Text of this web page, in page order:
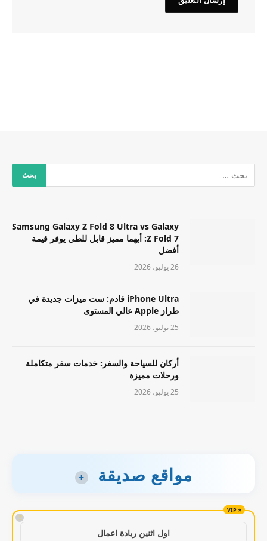
Samsung Galaxy Z Fold 8 Ultra vs Galaxy
Z Fold 7: أيهما مميز قابل للطي يوفر قيمة
أفضل
26 يوليو، 2026
iPhone Ultra قادم: ست ميزات جديدة في
طراز Apple عالي المستوى
25 يوليو، 2026
أركان للسياحة والسفر: خدمات سفر متكاملة
ورحلات مميزة
25 يوليو، 2026
مواقع صديقة +
!
اول اثنين ريادة اعمال